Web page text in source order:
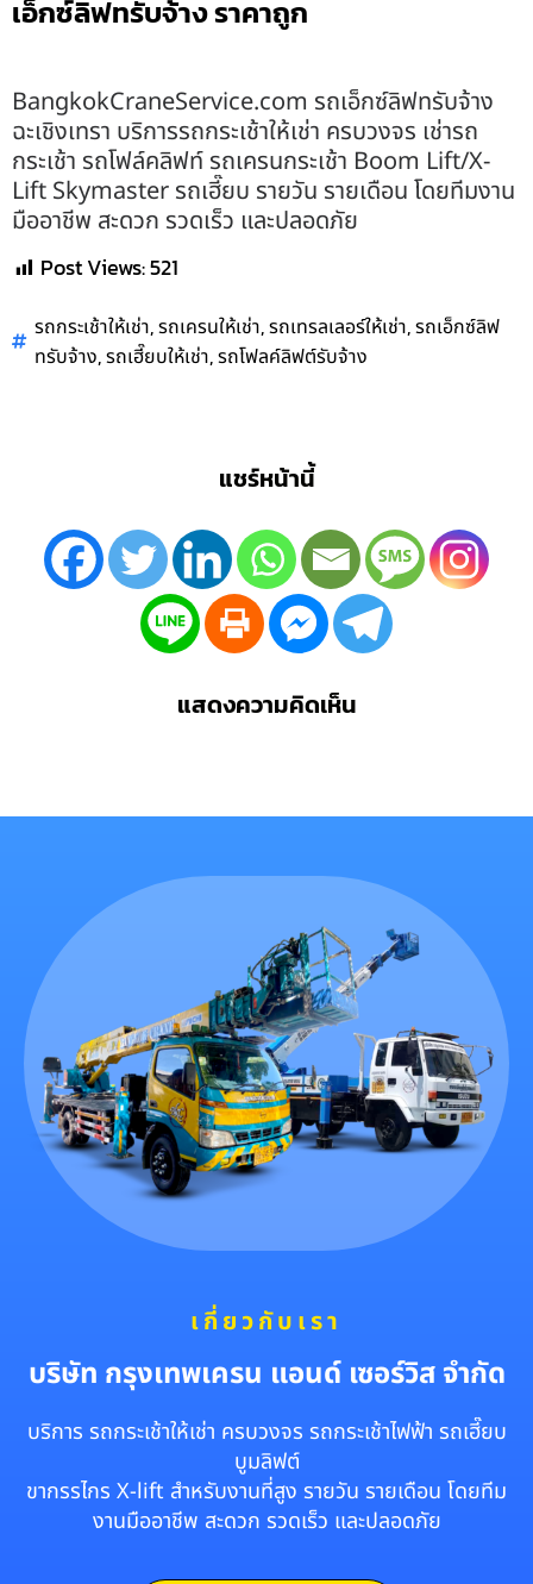
เอ็กซ์ลิฟทรับจ้าง ราคาถูก
BangkokCraneService.com รถเอ็กซ์ลิฟทรับจ้าง
ฉะเชิงเทรา บริการรถกระเช้าให้เช่า ครบวงจร เช่ารถ
กระเช้า รถโฟล์คลิฟท์ รถเครนกระเช้า Boom Lift/X-
Lift Skymaster รถเฮี๊ยบ รายวัน รายเดือน โดยทีมงาน
มืออาชีพ สะดวก รวดเร็ว และปลอดภัย
Post Views:521
รถกระเช้าให้เช่า,รถเครนให้เช่า,รถเทรลเลอร์ให้เช่า,รถเอ็กซ์ลิฟ
ทรับจ้าง,รถเฮี๊ยบให้เช่า,รถโฟลค์ลิฟต์รับจ้าง
แชร์หน้านี้
แสดงความคิดเห็น
เกี่ยวกับเรา
บริษัท กรุงเทพเครน แอนด์ เซอร์วิส จำกัด
บริการ รถกระเช้าให้เช่า ครบวงจร รถกระเช้าไฟฟ้า รถเฮี๊ยบ
บูมลิฟต์
ขากรรไกร X-lift สำหรับงานที่สูง รายวัน รายเดือน โดยทีม
งานมืออาชีพ สะดวก รวดเร็ว และปลอดภัย